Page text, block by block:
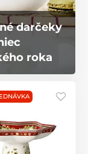
darčeky
roka